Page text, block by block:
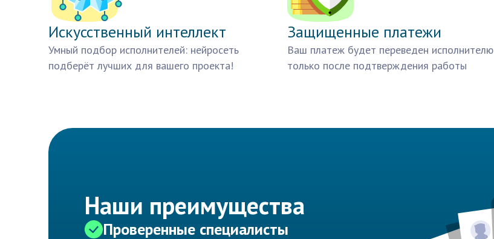
Искусственный интеллект
Умный подбор исполнителей: нейросеть
подберёт лучших для вашего проекта!
Защищенные платежи
Ваш платеж будет переведен исполнителю
только после подтверждения работы
Наши преимущества
Проверенные специалисты